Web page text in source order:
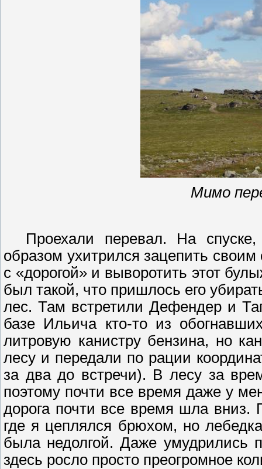
Мимо
Проехали перевал. На
образом ухитрился зацепить своим
с «дорогой» и выворотить этот
был такой, что пришлось его
лес. Там встретилиДефендер и
базе Ильича кто-то из
литровую канистру бензина, но
лесу и передали по рации
за два до встречи). В лесу за
поэтому почти все время даже у
дорога почти все время шла вниз.
где я цеплялся брюхом, но
была недолгой. Даже умудрились
здесь росло просто преогромное